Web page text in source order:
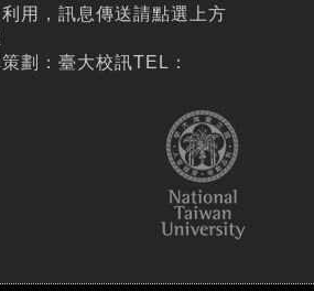
用，訊息傳送請點選上方
劃：臺大校訊TEL：